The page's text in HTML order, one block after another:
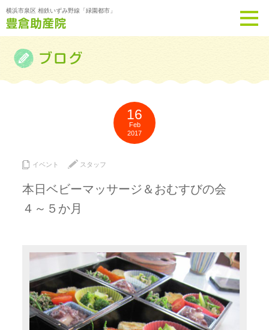
横浜市泉区 相鉄いずみ野線「緑園都市」
16
Feb
2017
イベント スタッフ
本日ベビーマッサージ＆おむすびの会
４～５か月